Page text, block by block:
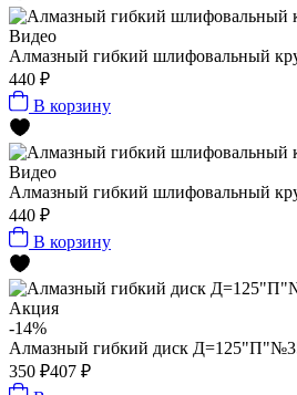
Видео
Алмазный гибкий шлифовальный
440 ₽
В корзину
Видео
Алмазный гибкий шлифовальный
440 ₽
В корзину
Акция
-14%
Алмазный гибкий диск
350 ₽407 ₽